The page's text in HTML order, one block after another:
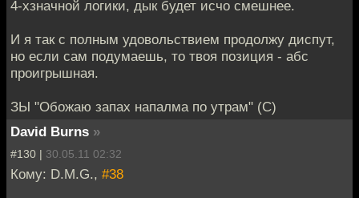
4-хзначной логики, дык будет исчо смешнее.
И я так с полным удовольствием продолжу диспут,
но если сам подумаешь, то твоя позиция - абс
проигрышная.
ЗЫ "Обожаю запах напалма по утрам" (С)
David Burns »
#130 | 30.05.11 02:32
Кому: D.M.G., #38